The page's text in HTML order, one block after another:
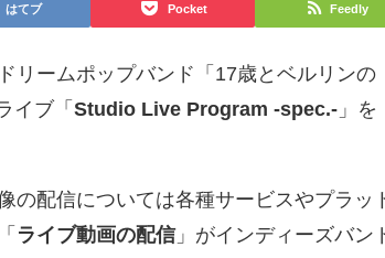
はてブ Pocket Feedly
リームポップバンド「17歳とベルリンの
イブ「Studio Live Program -spec.- 」を
の配信については各種サービスやプラッ
ライブ動画の配信」がインディーズバン